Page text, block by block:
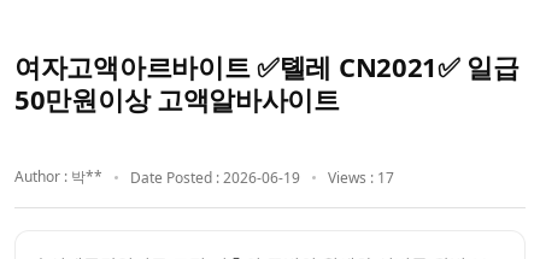
여자고액아르바이트 ✅톌레 CN2021✅ 일급
50만원이상 고액알바사이트
Author : 박** Date Posted : 2026-06-19 Views : 17